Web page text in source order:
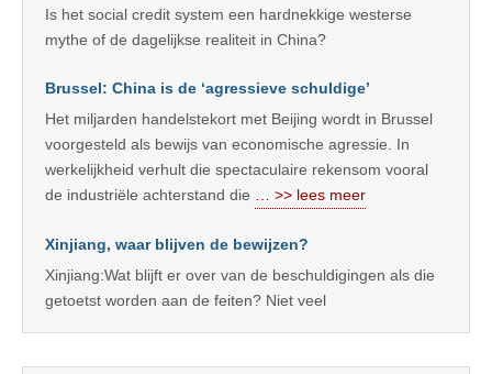
Is het social credit system een hardnekkige westerse
mythe of de dagelijkse realiteit in China?
Brussel: China is de ‘agressieve schuldige’
Het miljarden handelstekort met Beijing wordt in Brussel
voorgesteld als bewijs van economische agressie. In
werkelijkheid verhult die spectaculaire rekensom vooral
de industriële achterstand die
… >> lees meer
Xinjiang, waar blijven de bewijzen?
Xinjiang:Wat blijft er over van de beschuldigingen als die
getoetst worden aan de feiten? Niet veel